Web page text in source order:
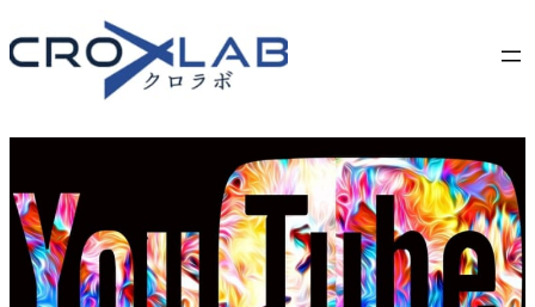
to
content